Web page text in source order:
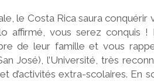
le Costa Rica saura
affirmé, vous serez conquis !
de leur famille et vous
José), l’Université, très
d’activités extra-scolaires. En